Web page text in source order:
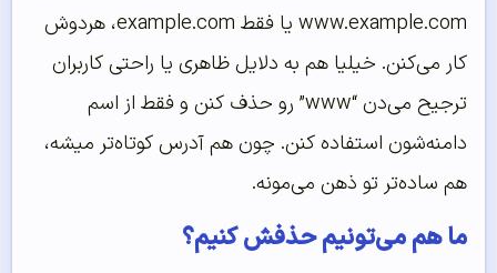
www.example.com یا فقط example.com، هردوش
کار می‌کنن. خیلیا هم به دلایل ظاهری یا راحتی کاربران
ترجیح می‌دن “www” رو حذف کنن و فقط از اسم
دامنه‌شون استفاده کنن. چون هم آدرس کوتاه‌تر میشه،
هم ساده‌تر تو ذهن می‌مونه.
ما هم می‌تونیم حذفش کنیم؟